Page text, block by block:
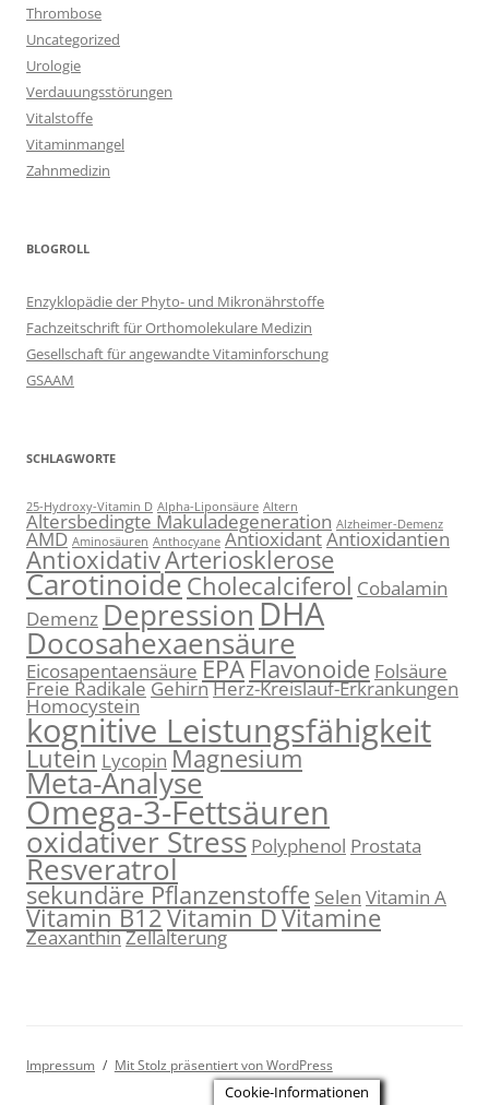
Thrombose
Uncategorized
Urologie
Verdauungsstörungen
Vitalstoffe
Vitaminmangel
Zahnmedizin
BLOGROLL
Enzyklopädie der Phyto- und Mikronährstoffe
Fachzeitschrift für Orthomolekulare Medizin
Gesellschaft für angewandte Vitaminforschung
GSAAM
SCHLAGWORTE
25-Hydroxy-Vitamin D Alpha-Liponsäure Altern
Altersbedingte Makuladegeneration Alzheimer-Demenz
AMD Aminosäuren Anthocyane AntioxidantAntioxidantien
AntioxidativArteriosklerose
CarotinoideCholecalciferol Cobalamin
Demenz DepressionDHA
Docosahexaensäure
Eicosapentaensäure EPAFlavonoide Folsäure
Freie RadikaleGehirnHerz-Kreislauf-Erkrankungen
Homocystein
kognitive Leistungsfähigkeit
Lutein Lycopin Magnesium
Meta-Analyse
Omega-3-Fettsäuren
oxidativer Stress Polyphenol Prostata
Resveratrol
sekundäre Pflanzenstoffe Selen Vitamin A
Vitamin B12Vitamin DVitamine
ZeaxanthinZellalterung
Impressum Mit Stolz präsentiert von WordPress
Cookie-Informationen